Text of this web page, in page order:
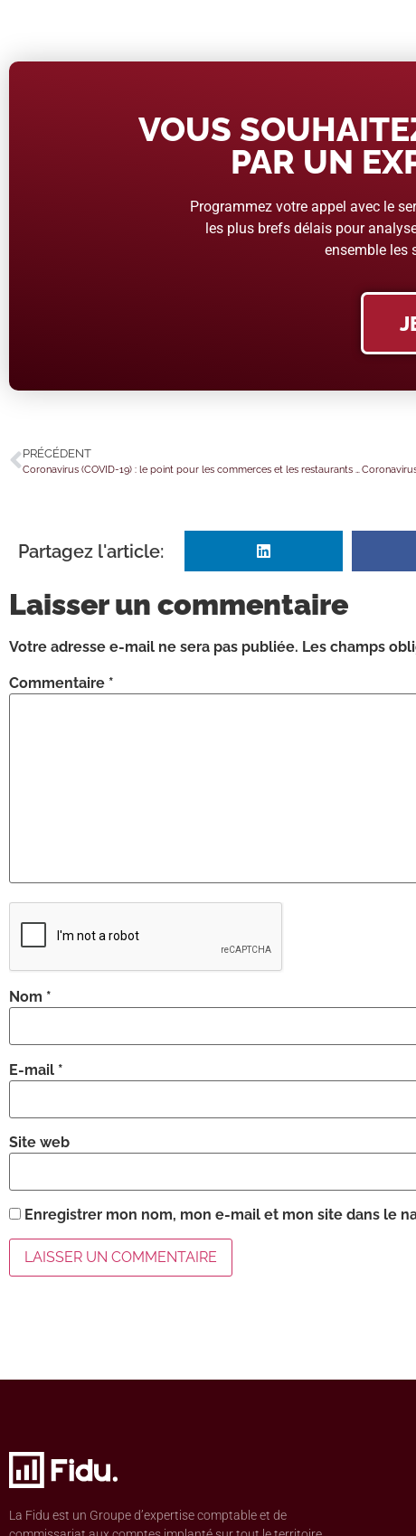
VOUS
PAR UN
Programmez votre appel avec le
les plus brefs délais pour
ensemble les
PRÉCÉDENT
Coronavirus (COVID-19) : le point pour les commerces et les restaurants au 21 juin 2021
Partagez l'article:
Laisser un commentaire
Votre adresse e-mail ne sera pas publiée. Les champs
Commentaire *
Nom *
E-mail *
Site web
Enregistrer mon nom, mon e-mail et mon site dans le
La Fidu est un Groupe d’expertise comptable et de